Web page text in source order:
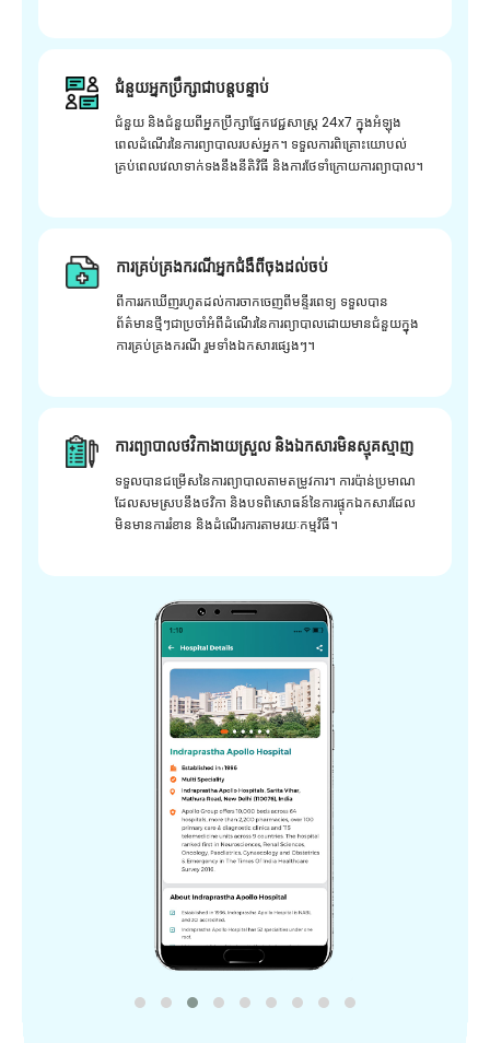
ជំនួយអ្នកប្រឹក្សាជាបន្តបន្ទាប់
ជំនួយ និងជំនួយពីអ្នកប្រឹក្សាផ្នែកវេជ្ជសាស្រ្ត 24x7 ក្នុងអំឡុង
ពេលដំណើរនៃការព្យាបាលរបស់អ្នក។ ទទួលការពិគ្រោះយោបល់
គ្រប់ពេលវេលាទាក់ទងនឹងនីតិវិធី និងការថែទាំក្រោយការព្យាបាល។
ការគ្រប់គ្រងករណីអ្នកជំងឺពីចុងដល់ចប់
ពីការរកឃើញរហូតដល់ការចាកចេញពីមន្ទីរពេទ្យ ទទួលបាន
ព័ត៌មានថ្មីៗជាប្រចាំអំពីដំណើរនៃការព្យាបាលដោយមានជំនួយក្នុង
ការគ្រប់គ្រងករណី រួមទាំងឯកសារផ្សេងៗ។
ការព្យាបាលថវិកាងាយស្រួល និងឯកសារមិនស្មុគស្មាញ
ទទួលបានជម្រើសនៃការព្យាបាលតាមតម្រូវការ។ ការប៉ាន់ប្រមាណ
ដែលសមស្របនឹងថវិកា និងបទពិសោធន៍នៃការផ្ទុកឯកសារដែល
មិនមានការរំខាន និងដំណើរការតាមរយៈកម្មវិធី។